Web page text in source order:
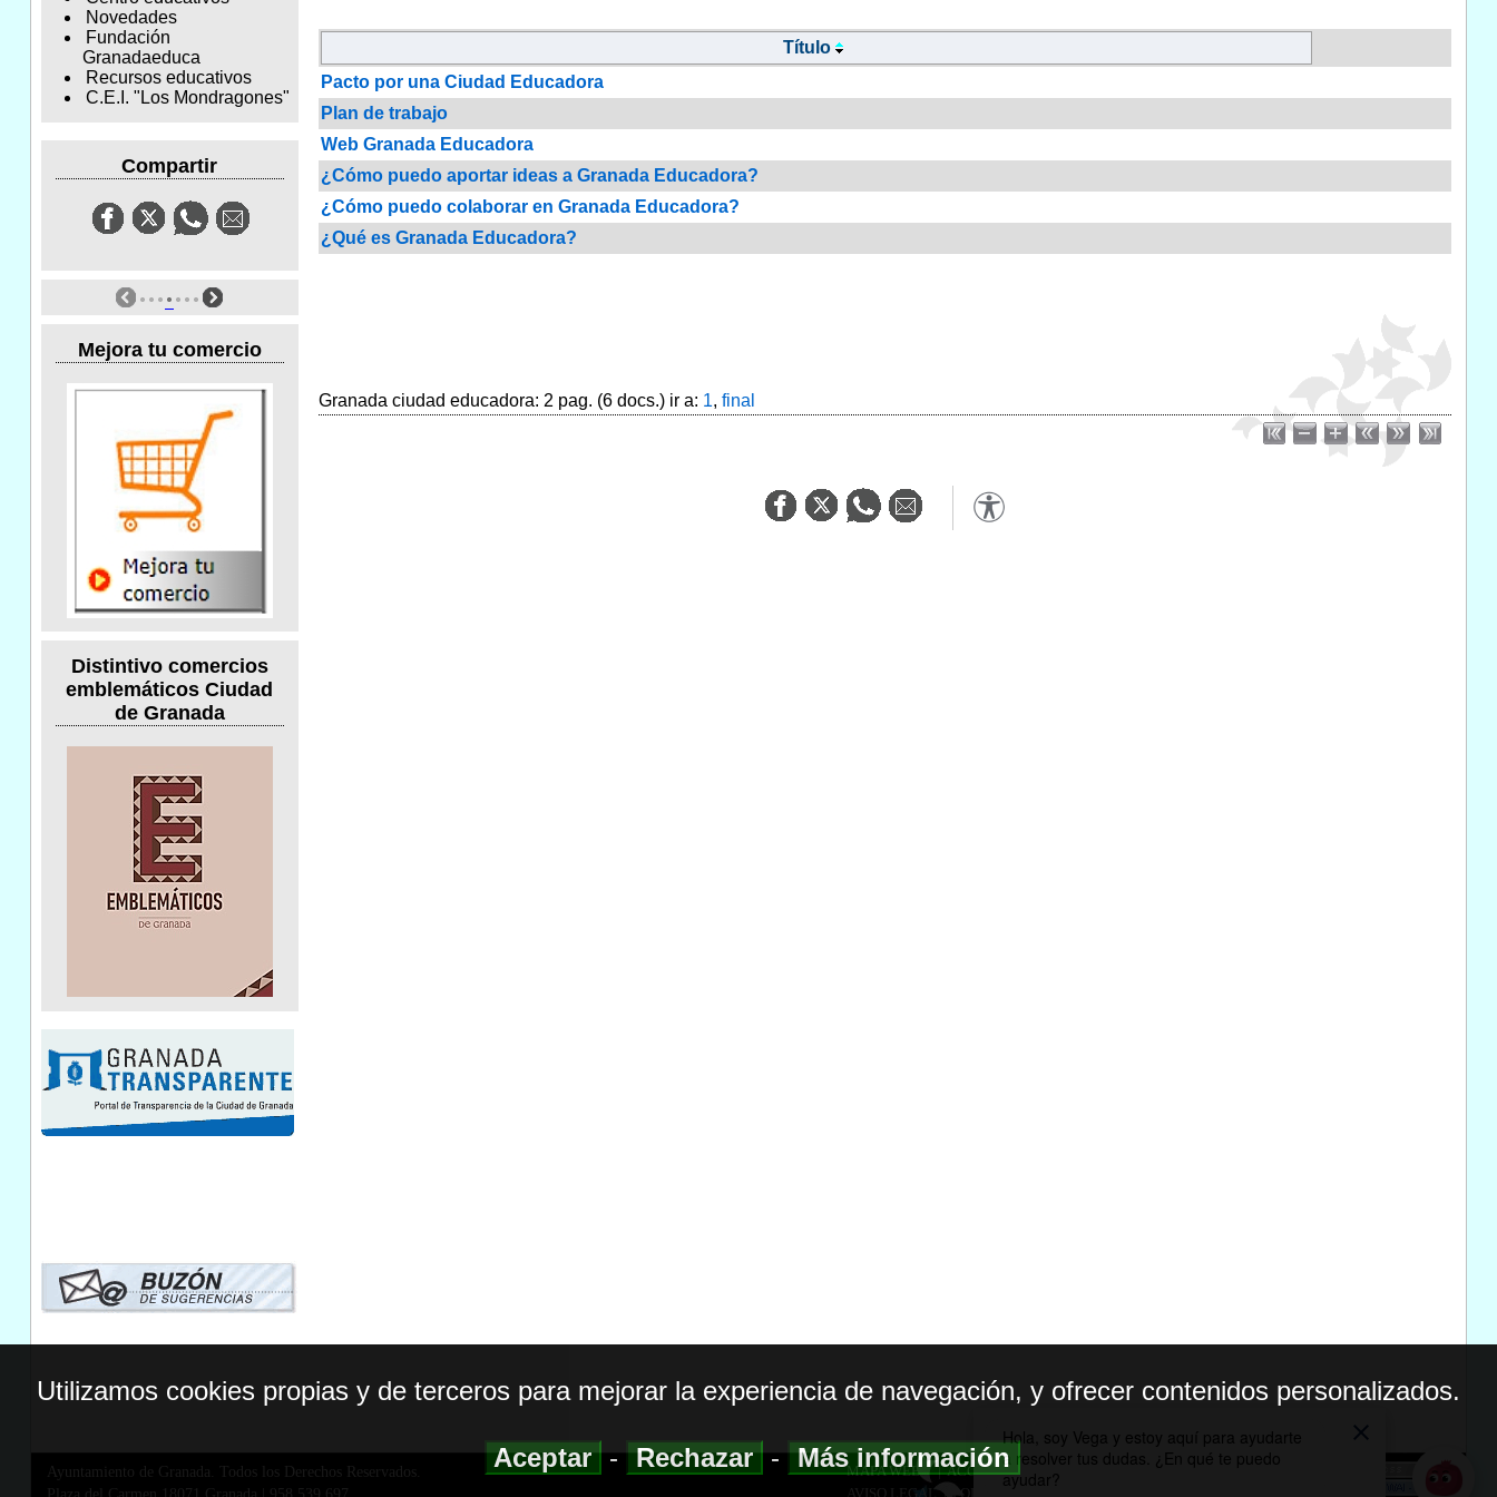
Novedades
Fundación
Granadaeduca
Recursos educativos
C.E.I. "Los Mondragones"
Compartir
Mejora tu comercio
Distintivo comercios
emblemáticos Ciudad
de Granada
Título
Pacto por una Ciudad Educadora
Plan de trabajo
Web Granada Educadora
¿Cómo puedo aportar ideas a Granada Educadora?
¿Cómo puedo colaborar en Granada Educadora?
¿Qué es Granada Educadora?
Granada ciudad educadora: 2 pag. (6 docs.) ir a: 1, final
Ayuntamiento de Granada. Todos los Derechos Reservados.
MAPA WEB|ACCESIBILIDAD
AVISO LEGAL| POLITICA DE PRIVACIDAD
Utilizamos cookies propias y de terceros para mejorar la experiencia de navegación, y ofrecer contenidos personalizados.
Aceptar-Rechazar-Más información